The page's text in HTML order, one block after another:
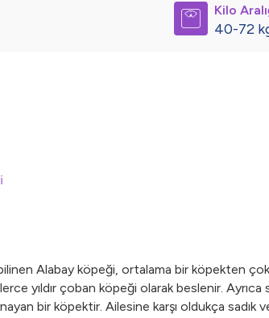
Kilo
40-72
Alabay köpeği, ortalama bir köpekten çok
yıldır çoban köpeği olarak beslenir.
bir köpektir. Ailesine karşı oldukça sadık